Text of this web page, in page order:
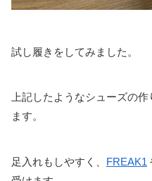
試し履きをしてみました。
上記したようなシューズの
ます。
足入れもしやすく、 FREAK1